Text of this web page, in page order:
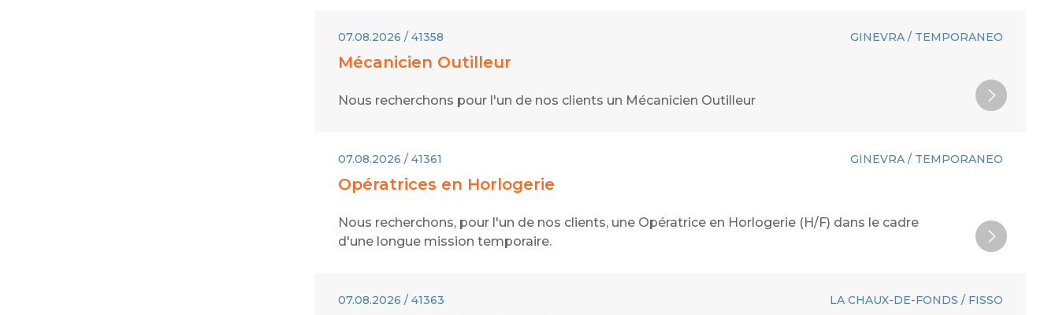
07.08.2026 / 41358 GINEVRA / TEMPORANEO
Mécanicien Outilleur
Nous recherchons pour l'un de nos clients un Mécanicien Outilleur
07.08.2026 / 41361 GINEVRA / TEMPORANEO
Opératrices en Horlogerie
Nous recherchons, pour l'un de nos clients, une Opératrice en Horlogerie (H/F) dans le cadre
d'une longue mission temporaire.
07.08.2026 / 41363 LA CHAUX-DE-FONDS / FISSO